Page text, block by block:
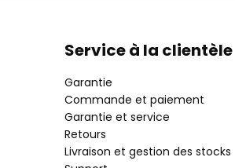
Service à la clientèle
Garantie
Commande et paiement
Garantie et service
Retours
Livraison et gestion des stocks